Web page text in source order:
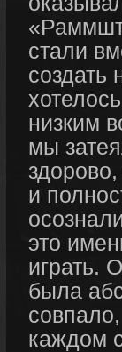
стали
создать
низким
мы
и
это
играть.
была
каждом